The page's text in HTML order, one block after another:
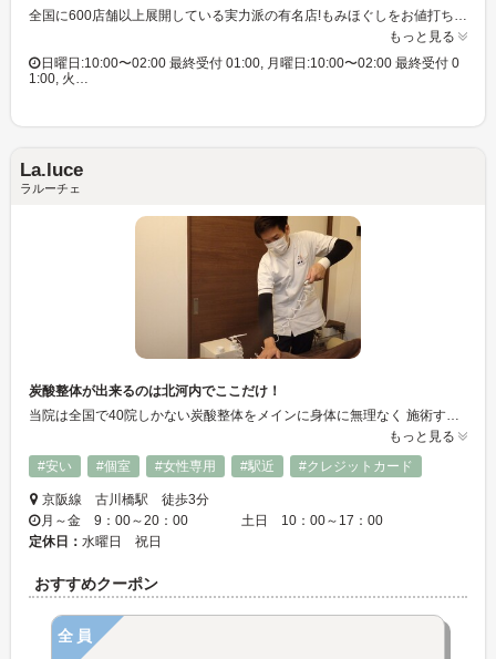
全国に600店舗以上展開している実力派の有名店!もみほぐしをお値打ち価格で☆60分3,980円(りらくるアプリ会員価格3,600円)
もっと見る
日曜日:10:00〜02:00 最終受付 01:00, 月曜日:10:00〜02:00 最終受付 0
1:00, 火…
La.luce
ラルーチェ
炭酸整体が出来るのは北河内でここだけ！
当院は全国で40院しかない炭酸整体をメインに身体に無理なく 施術するのを心がけています。 ゆったりとした個室でアロマトリートメントなども受けることが出来ます。 キッズスペースもご用意してますのでお子様連れの方もお気軽にお越しください。
もっと見る
#安い
#個室 #女性専用 #駅近 #クレジットカード
京阪線 古川橋駅 徒歩3分
月～金 9：00～20：00 土日 10：00～17：00
定休日： 水曜日 祝日
おすすめクーポン
全員